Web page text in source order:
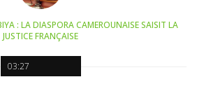
03:27
: LA DIASPORA CAMEROUNAISE SAISIT LA
JUSTICE FRANÇAISE